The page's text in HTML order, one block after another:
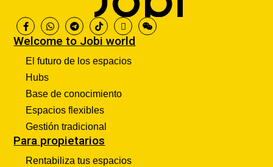
Welcome to Jobi world
El futuro de los espacios
Hubs
Base de conocimiento
Espacios flexibles
Gestión tradicional
Para propietarios
Rentabiliza tus espacios